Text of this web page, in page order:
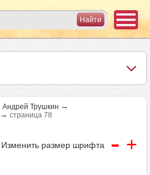
Андрей Трушкин →
→ страница 78
Изменить размер шрифта - +